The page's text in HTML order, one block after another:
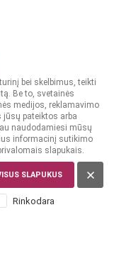
bei skelbimus, teikti
Be to, svetainės
medijos, reklamavimo
jūsų pateiktos arba
naudodamiesi mūsų
informacinį sutikimo
slapukais.
SLAPUKUS
Rinkodara
0,75 l